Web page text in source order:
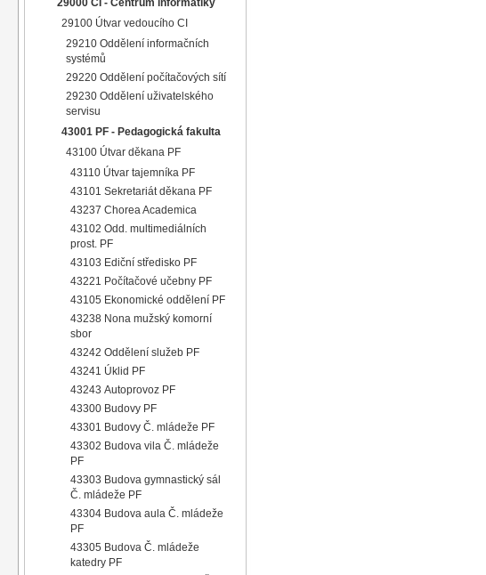
29100 Útvar vedoucího CI
29210 Oddělení informačních
systémů
29220 Oddělení počítačových sítí
29230 Oddělení uživatelského
servisu
43001 PF - Pedagogická fakulta
43100 Útvar děkana PF
43110 Útvar tajemníka PF
43101 Sekretariát děkana PF
43237 Chorea Academica
43102 Odd. multimediálních
prost. PF
43103 Ediční středisko PF
43221 Počítačové učebny PF
43105 Ekonomické oddělení PF
43238 Nona mužský komorní
sbor
43242 Oddělení služeb PF
43241 Úklid PF
43243 Autoprovoz PF
43300 Budovy PF
43301 Budovy Č. mládeže PF
43302 Budova vila Č. mládeže
PF
43303 Budova gymnastický sál
Č. mládeže PF
43304 Budova aula Č. mládeže
PF
43305 Budova Č. mládeže
katedry PF